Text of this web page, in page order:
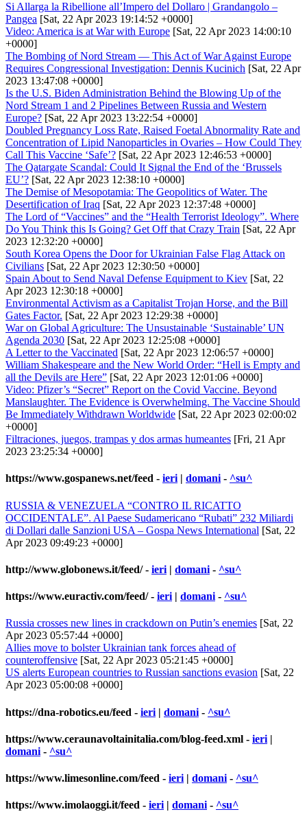
Si Allarga la Ribellione all’Impero del Dollaro | Grandangolo –
Pangea [Sat, 22 Apr 2023 19:14:52 +0000]
Video: America is at War with Europe [Sat, 22 Apr 2023 14:00:10
+0000]
The Bombing of Nord Stream — This Act of War Against Europe
Requires Congressional Investigation: Dennis Kucinich [Sat, 22 Apr
2023 13:47:08 +0000]
Is the U.S. Biden Administration Behind the Blowing Up of the
Nord Stream 1 and 2 Pipelines Between Russia and Western
Europe? [Sat, 22 Apr 2023 13:22:54 +0000]
Doubled Pregnancy Loss Rate, Raised Foetal Abnormality Rate and
Concentration of Lipid Nanoparticles in Ovaries – How Could They
Call This Vaccine ‘Safe’? [Sat, 22 Apr 2023 12:46:53 +0000]
The Qatargate Scandal: Could It Signal the End of the ‘Brussels
EU’? [Sat, 22 Apr 2023 12:38:10 +0000]
The Demise of Mesopotamia: The Geopolitics of Water. The
Desertification of Iraq [Sat, 22 Apr 2023 12:37:48 +0000]
The Lord of “Vaccines” and the “Health Terrorist Ideology”. Where
Do You Think this Is Going? Get Off that Crazy Train [Sat, 22 Apr
2023 12:32:20 +0000]
South Korea Opens the Door for Ukrainian False Flag Attack on
Civilians [Sat, 22 Apr 2023 12:30:50 +0000]
Spain About to Send Naval Defense Equipment to Kiev [Sat, 22
Apr 2023 12:30:18 +0000]
Environmental Activism as a Capitalist Trojan Horse, and the Bill
Gates Factor. [Sat, 22 Apr 2023 12:29:38 +0000]
War on Global Agriculture: The Unsustainable ‘Sustainable’ UN
Agenda 2030 [Sat, 22 Apr 2023 12:25:08 +0000]
A Letter to the Vaccinated [Sat, 22 Apr 2023 12:06:57 +0000]
William Shakespeare and the New World Order: “Hell is Empty and
all the Devils are Here” [Sat, 22 Apr 2023 12:01:06 +0000]
Video: Pfizer’s “Secret” Report on the Covid Vaccine. Beyond
Manslaughter. The Evidence is Overwhelming. The Vaccine Should
Be Immediately Withdrawn Worldwide [Sat, 22 Apr 2023 02:00:02
+0000]
Filtraciones, juegos, trampas y dos armas humeantes [Fri, 21 Apr
2023 23:25:34 +0000]
https://www.gospanews.net/feed - ieri | domani - ^su^
RUSSIA & VENEZUELA “CONTRO IL RICATTO
OCCIDENTALE”. Al Paese Sudamericano “Rubati” 232 Miliardi
di Dollari dalle Sanzioni USA – Gospa News International [Sat, 22
Apr 2023 09:49:23 +0000]
http://www.globonews.it/feed/- ieri | domani - ^su^
https://www.euractiv.com/feed/- ieri | domani - ^su^
Russia crosses new lines in crackdown on Putin’s enemies [Sat, 22
Apr 2023 05:57:44 +0000]
Allies move to bolster Ukrainian tank forces ahead of
counteroffensive [Sat, 22 Apr 2023 05:21:45 +0000]
US alerts European countries to Russian sanctions evasion [Sat, 22
Apr 2023 05:00:08 +0000]
https://dna-robotics.eu/feed - ieri | domani - ^su^
https://www.ceraunavoltainitalia.com/blog-feed.xml - ieri |
domani - ^su^
https://www.limesonline.com/feed - ieri | domani - ^su^
https://www.imolaoggi.it/feed - ieri| domani- ^su^